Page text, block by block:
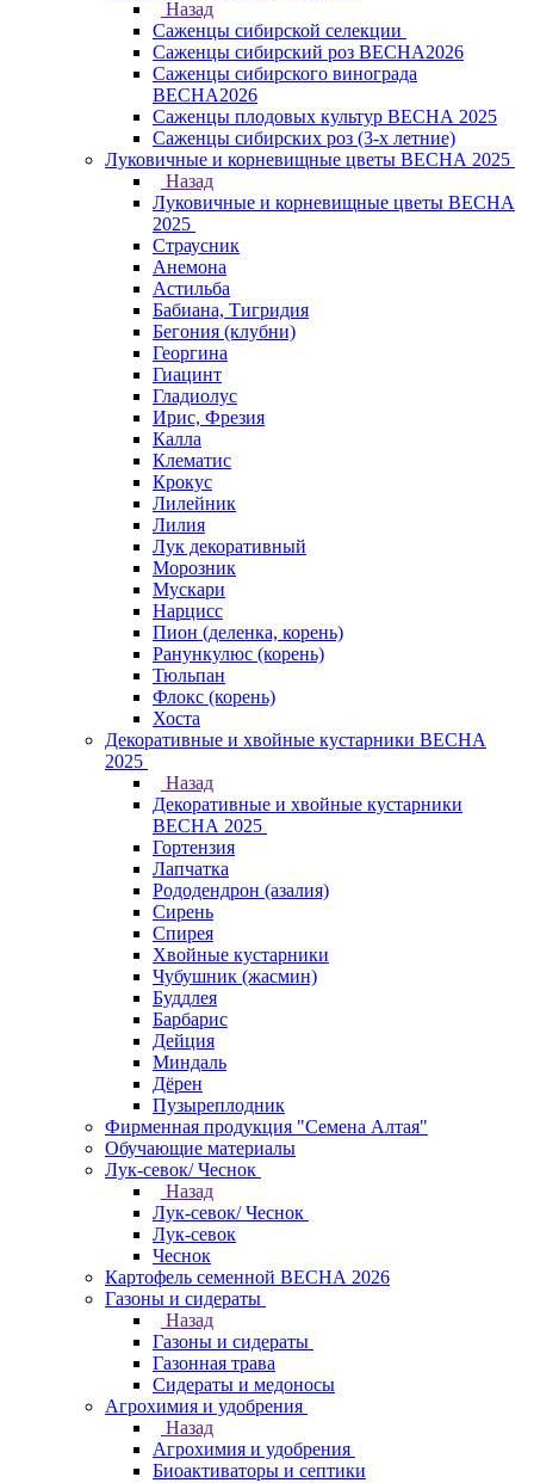
Назад
Саженцы сибирской селекции
Саженцы сибирский роз ВЕСНА2026
Саженцы сибирского винограда
ВЕСНА2026
Саженцы плодовых культур ВЕСНА 2025
Саженцы сибирских роз (3-х летние)
Луковичные и корневищные цветы ВЕСНА 2025
Назад
Луковичные и корневищные цветы ВЕСНА
2025
Страусник
Анемона
Астильба
Бабиана, Тигридия
Бегония (клубни)
Георгина
Гиацинт
Гладиолус
Ирис, Фрезия
Калла
Клематис
Крокус
Лилейник
Лилия
Лук декоративный
Морозник
Мускари
Нарцисс
Пион (деленка, корень)
Ранункулюс (корень)
Тюльпан
Флокс (корень)
Хоста
Декоративные и хвойные кустарники ВЕСНА
2025
Назад
Декоративные и хвойные кустарники
ВЕСНА 2025
Гортензия
Лапчатка
Рододендрон (азалия)
Сирень
Спирея
Хвойные кустарники
Чубушник (жасмин)
Буддлея
Барбарис
Дейция
Миндаль
Дёрен
Пузыреплодник
Фирменная продукция "Семена Алтая"
Обучающие материалы
Лук-севок/ Чеснок
Назад
Лук-севок/ Чеснок
Лук-севок
Чеснок
Картофель семенной ВЕСНА 2026
Газоны и сидераты
Назад
Газоны и сидераты
Газонная трава
Сидераты и медоносы
Агрохимия и удобрения
Назад
Агрохимия и удобрения
Биоактиваторы и септики